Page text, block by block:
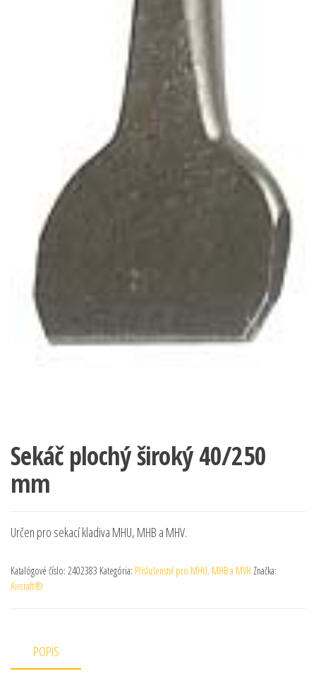
Sekáč plochý široký 40/250
mm
Určen pro sekací kladiva MHU, MHB a MHV.
Katalógové číslo: 2402383 Kategória: Příslušenství pro MHU, MHB a MVH Značka:
Aircraft®
POPIS